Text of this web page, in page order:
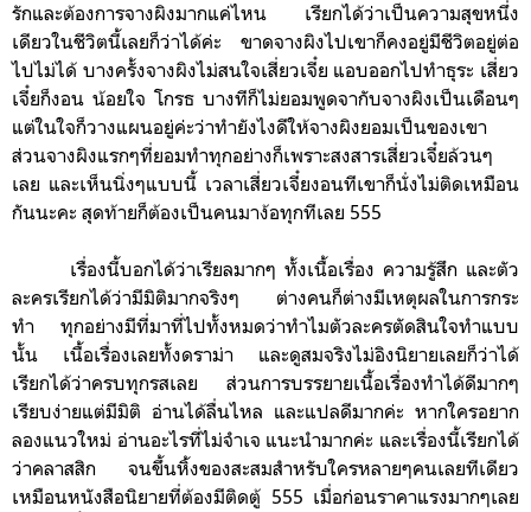
รักและต้องการจางผิงมากแค่ไหน เรียกได้ว่าเป็นความสุขหนึ่ง
เดียวในชีวิตนี้เลยก็ว่าได้ค่ะ ขาดจางผิงไปเขาก็คงอยู่มีชีวิตอยู่ต่อ
ไปไม่ได้ บางครั้งจางผิงไม่สนใจเสี่ยวเจี๋ย แอบออกไปทำธุระ เสี่ยว
เจี๋ยก็งอน น้อยใจ โกรธ บางทีก็ไม่ยอมพูดจากับจางผิงเป็นเดือนๆ
แต่ในใจก็วางแผนอยู่ค่ะว่าทำยังไงดีให้จางผิงยอมเป็นของเขา
ส่วนจางผิงแรกๆที่ยอมทำทุกอย่างก็เพราะสงสารเสี่ยวเจี๋ยล้วนๆ
เลย และเห็นนิ่งๆแบบนี้ เวลาเสี่ยวเจี๋ยงอนทีเขาก็นั่งไม่ติดเหมือน
กันนะคะ สุดท้ายก็ต้องเป็นคนมาง้อทุกทีเลย 555
เรื่องนี้บอกได้ว่าเรียลมากๆ ทั้งเนื้อเรื่อง ความรู้สึก และตัว
ละครเรียกได้ว่ามีมิติมากจริงๆ ต่างคนก็ต่างมีเหตุผลในการกระ
ทำ ทุกอย่างมีที่มาที่ไปทั้งหมดว่าทำไมตัวละครตัดสินใจทำแบบ
นั้น เนื้อเรื่องเลยทั้งดราม่า และดูสมจริงไม่อิงนิยายเลยก็ว่าได้
เรียกได้ว่าครบทุกรสเลย ส่วนการบรรยายเนื้อเรื่องทำได้ดีมากๆ
เรียบง่ายแต่มีมิติ อ่านได้ลื่นไหล และแปลดีมากค่ะ หากใครอยาก
ลองแนวใหม่ อ่านอะไรที่ไม่จำเจ แนะนำมากค่ะ และเรื่องนี้เรียกได้
ว่าคลาสสิก จนขึ้นหิ้งของสะสมสำหรับใครหลายๆคนเลยทีเดียว
เหมือนหนังสือนิยายที่ต้องมีติดตู้ 555 เมื่อก่อนราคาแรงมากๆเลย